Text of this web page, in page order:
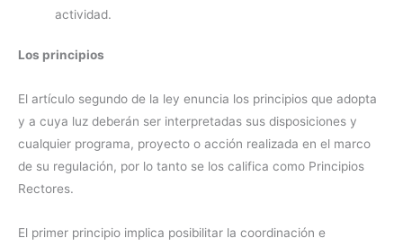
actividad.
Los principios
El artículo segundo de la ley enuncia los principios que adopta
y a cuya luz deberán ser interpretadas sus disposiciones y
cualquier programa, proyecto o acción realizada en el marco
de su regulación, por lo tanto se los califica como Principios
Rectores.
El primer principio implica posibilitar la coordinación e